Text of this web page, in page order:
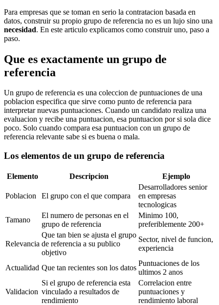
Para empresas que se toman en serio la contratacion basada en
datos, construir su propio grupo de referencia no es un lujo sino una
necesidad. En este articulo explicamos como construir uno, paso a
paso.
Que es exactamente un grupo de
referencia
Un grupo de referencia es una coleccion de puntuaciones de una
poblacion especifica que sirve como punto de referencia para
interpretar nuevas puntuaciones. Cuando un candidato realiza una
evaluacion y recibe una puntuacion, esa puntuacion por si sola dice
poco. Solo cuando compara esa puntuacion con un grupo de
referencia relevante sabe si es buena o mala.
Los elementos de un grupo de referencia
Elemento Descripcion Ejemplo
Poblacion El grupo con el que compara
Desarrolladores senior
en empresas
tecnologicas
Tamano
El numero de personas en el
grupo de referencia
Minimo 100,
preferiblemente 200+
Relevancia
Que tan bien se ajusta el grupo
de referencia a su publico
objetivo
Sector, nivel de funcion,
experiencia
Actualidad Que tan recientes son los datos
Puntuaciones de los
ultimos 2 anos
Validacion
Si el grupo de referencia esta
vinculado a resultados de
rendimiento
Correlacion entre
puntuaciones y
rendimiento laboral